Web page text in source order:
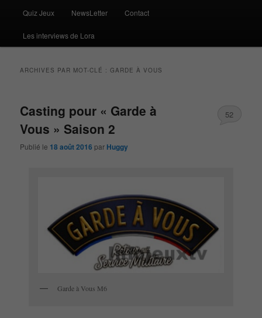
Quiz Jeux NewsLetter Contact
Les interviews de Lora
ARCHIVES PAR MOT-CLÉ :GARDE À VOUS
Casting pour « Garde à
Vous » Saison 2
Publié le 18 août 2016 par Huggy
52
Garde à Vous M6